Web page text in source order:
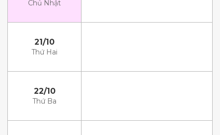
Chủ Nhật
21/10
Thứ Hai
22/10
Thứ Ba